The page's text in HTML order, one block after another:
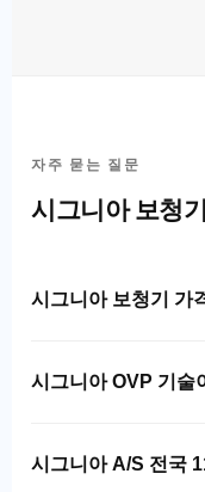
자주 묻는 질문
시그니아 보청
시그니아 보청기 가
시그니아 OVP 기술
시그니아 A/S 전국